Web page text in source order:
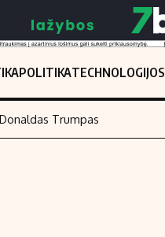
POLITIKATECHNOLOGIJOS
Donaldas Trumpas